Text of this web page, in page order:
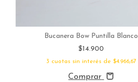
Bucanera Bow Puntilla Blanco
$14.900
3 cuotas sin interés de $4.966,67
Comprar